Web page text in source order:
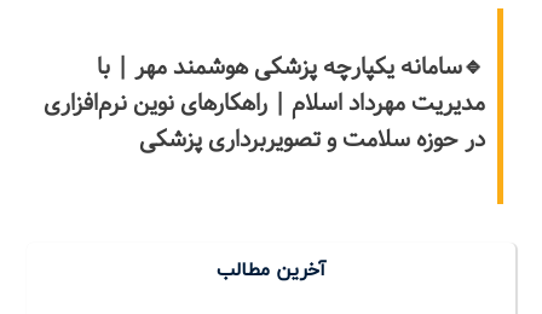
🔹سامانه یکپارچه پزشکی هوشمند مهر | با
مدیریت مهرداد اسلام | راهکارهای نوین نرم‌افزاری
در حوزه سلامت و تصویربرداری پزشکی
آخرین مطالب